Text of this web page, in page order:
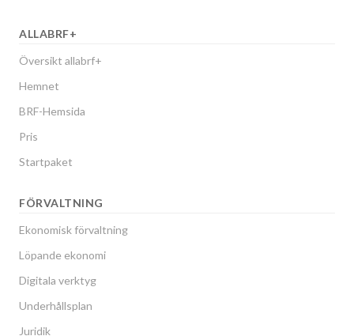
ALLABRF+
Översikt allabrf+
Hemnet
BRF-Hemsida
Pris
Startpaket
FÖRVALTNING
Ekonomisk förvaltning
Löpande ekonomi
Digitala verktyg
Underhållsplan
Juridik